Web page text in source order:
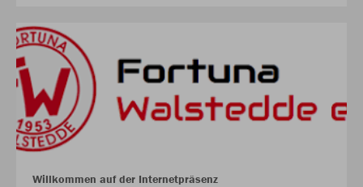
Willkommen auf der Internetpräsenz